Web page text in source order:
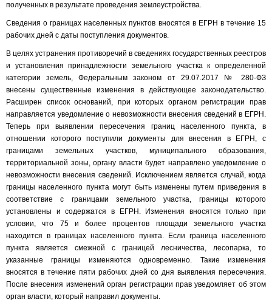
полученных в результате проведения землеустройства.
Сведения о границах населенных пунктов вносятся в ЕГРН в течение 15
рабочих дней с даты поступления документов.
В целях устранения противоречий в сведениях государственных реестров
и установления принадлежности земельного участка к определенной
категории земель, Федеральным законом от 29.07.2017 № 280-ФЗ
внесены существенные изменения в действующее законодательство.
Расширен список оснований, при которых органом регистрации прав
направляется уведомление о невозможности внесения сведений в ЕГРН.
Теперь при выявлении пересечения границ населенного пункта, в
отношении которого поступили документы для внесения в ЕГРН, с
границами земельных участков, муниципального образования,
территориальной зоны, органу власти будет направлено уведомление о
невозможности внесения сведений. Исключением является случай, когда
границы населенного пункта могут быть изменены путем приведения в
соответствие с границами земельного участка, границы которого
установлены и содержатся в ЕГРН. Изменения вносятся только при
условии, что 75 и более процентов площади земельного участка
находится в границах населенного пункта. Если граница населенного
пункта является смежной с границей лесничества, лесопарка, то
указанные границы изменяются одновременно. Такие изменения
вносятся в течение пяти рабочих дней со дня выявления пересечения.
После внесения изменений орган регистрации прав уведомляет об этом
орган власти, который направил документы.